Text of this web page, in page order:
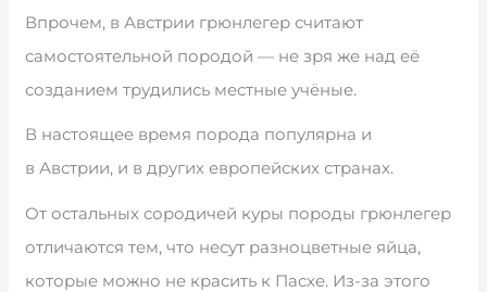
Впрочем, в Австрии грюнлегер считают
самостоятельной породой — не зря же над её
созданием трудились местные учёные.
В настоящее время порода популярна и
в Австрии, и в других европейских странах.
От остальных сородичей куры породы грюнлегер
отличаются тем, что несут разноцветные яйца,
которые можно не красить к Пасхе. Из-за этого